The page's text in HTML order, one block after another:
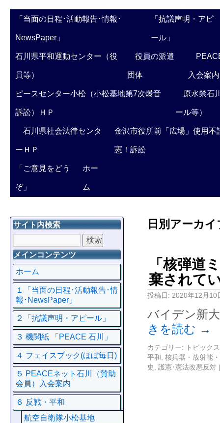
「当面の日程･活動報告･情報･
NewsPaper」
「抗議声明・アピ
ール」
石川県平和運動センター（役
員等）
役員の派遣
団体 入会案内
ピースセンター小松（小松基地第7次爆音
訴訟）ＨＰ
原水禁石
ール等）
石川県社会法律センタ
ーＨＰ
金沢市役所前「広場」使用不
憲！訴訟
「ご意見をどう
ぞ」
ホー
ム
日別アーカ
「核弾道
棄されて
投稿日: 2020年12月10
バイデン新
きを読む →
カテゴリー:
トピックス
平和 核兵器・放射能
史
護憲･憲法改悪反対 |
サイト内検索
メインコンテンツ
ホーム
１「当面の日程･活動報告･情
報･NewsPaper」
２「抗議声明・アピール」
３ 機関紙 「PEACE 石川」
４ フェイスプック(ほぼ毎日)
５ PEACEネット石川（賛助
会員）入会案内
６ 反戦・平和
航空自衛隊小松基地